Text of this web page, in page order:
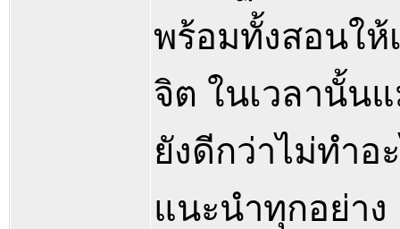
พร้อมทั้งสอนใ
จิต ในเวลานั้น
ยังดีกว่าไม่ทำอ
แนะนำทุกอย่าง